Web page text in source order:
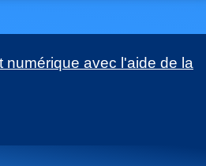
numérique avec l'aide de la